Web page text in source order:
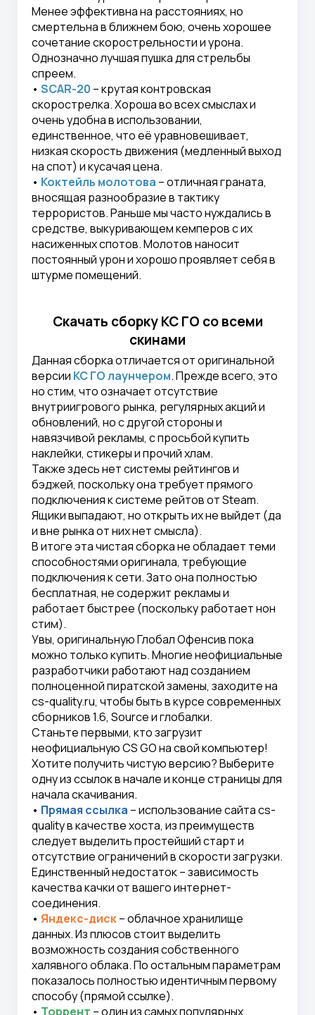
Менее эффективна на расстояниях, но
смертельна в ближнем бою, очень хорошее
сочетание скорострельности и урона.
Однозначно лучшая пушка для стрельбы
спреем.
• SCAR-20 – крутая контровская
скорострелка. Хороша во всех смыслах и
очень удобна в использовании,
единственное, что её уравновешивает,
низкая скорость движения (медленный выход
на спот) и кусачая цена.
• Коктейль молотова – отличная граната,
вносящая разнообразие в тактику
террористов. Раньше мы часто нуждались в
средстве, выкуривающем кемперов с их
насиженных спотов. Молотов наносит
постоянный урон и хорошо проявляет себя в
штурме помещений.
Скачать сборку КС ГО со всеми
скинами
Данная сборка отличается от оригинальной
версии КС ГО лаунчером. Прежде всего, это
но стим, что означает отсутствие
внутриигрового рынка, регулярных акций и
обновлений, но с другой стороны и
навязчивой рекламы, с просьбой купить
наклейки, стикеры и прочий хлам.
Также здесь нет системы рейтингов и
бэджей, поскольку она требует прямого
подключения к системе рейтов от Steam.
Ящики выпадают, но открыть их не выйдет (да
и вне рынка от них нет смысла).
В итоге эта чистая сборка не обладает теми
способностями оригинала, требующие
подключения к сети. Зато она полностью
бесплатная, не содержит рекламы и
работает быстрее (поскольку работает нон
стим).
Увы, оригинальную Глобал Офенсив пока
можно только купить. Многие неофициальные
разработчики работают над созданием
полноценной пиратской замены, заходите на
cs-quality.ru, чтобы быть в курсе современных
сборников 1.6, Source и глобалки.
Станьте первыми, кто загрузит
неофициальную CS GO на свой компьютер!
Хотите получить чистую версию? Выберите
одну из ссылок в начале и конце страницы для
начала скачивания.
• Прямая ссылка – использование сайта cs-
quality в качестве хоста, из преимуществ
следует выделить простейший старт и
отсутствие ограничений в скорости загрузки.
Единственный недостаток – зависимость
качества качки от вашего интернет-
соединения.
• Яндекс-диск– облачное хранилище
данных. Из плюсов стоит выделить
возможность создания собственного
халявного облака. По остальным параметрам
показалось полностью идентичным первому
способу (прямой ссылке).
• Торрент – один из самых популярных